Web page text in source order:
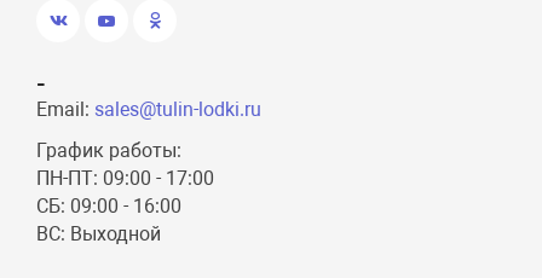
-
Email: sales@tulin-lodki.ru
График работы:
ПН-ПТ: 09:00 - 17:00
СБ: 09:00 - 16:00
ВС: Выходной